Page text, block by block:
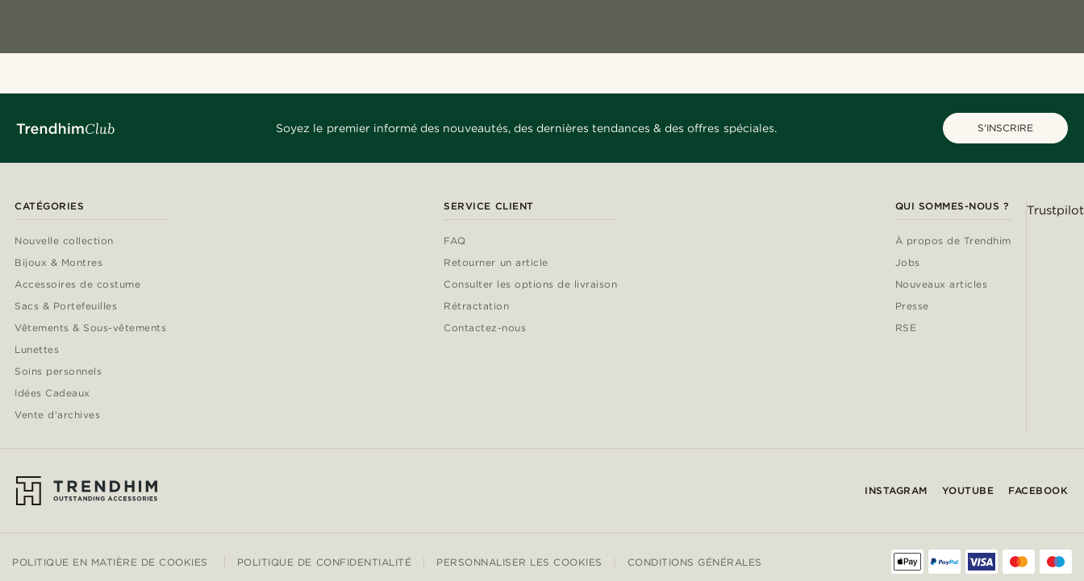
Soyez le premier informé des nouveautés, des dernières tendances & des offres spéciales. S'INSCRIRE
CATÉGORIES
Nouvelle collection
Bijoux & Montres
Accessoires de costume
Sacs & Portefeuilles
Vêtements & Sous-vêtements
Lunettes
Soins personnels
Idées Cadeaux
Vente d'archives
SERVICE CLIENT
FAQ
Retourner un article
Consulter les options de livraison
Rétractation
Contactez-nous
QUI SOMMES-NOUS ?
À propos de Trendhim
Jobs
Nouveaux articles
Presse
RSE
Trustpilot
INSTAGRAM YOUTUBE FACEBOOK
POLITIQUE EN MATIÈRE DE COOKIES POLITIQUE DE CONFIDENTIALITÉ PERSONNALISER LES COOKIES CONDITIONS GÉNÉRALES